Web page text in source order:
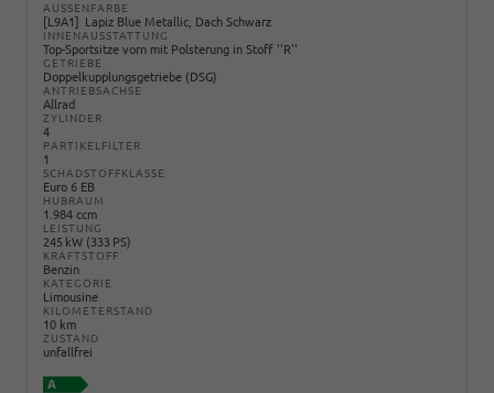
AUSSENFARBE
L9A1 Lapiz Blue Metallic, Dach Schwarz
INNENAUSSTATTUNG
Top-Sportsitze vorn mit Polsterung in Stoff ''R''
GETRIEBE
Doppelkupplungsgetriebe (DSG)
ANTRIEBSACHSE
Allrad
ZYLINDER
4
PARTIKELFILTER
1
SCHADSTOFFKLASSE
Euro 6 EB
HUBRAUM
1.984 ccm
LEISTUNG
245 kW (333 PS)
KRAFTSTOFF
Benzin
KATEGORIE
Limousine
KILOMETERSTAND
10 km
ZUSTAND
unfallfrei